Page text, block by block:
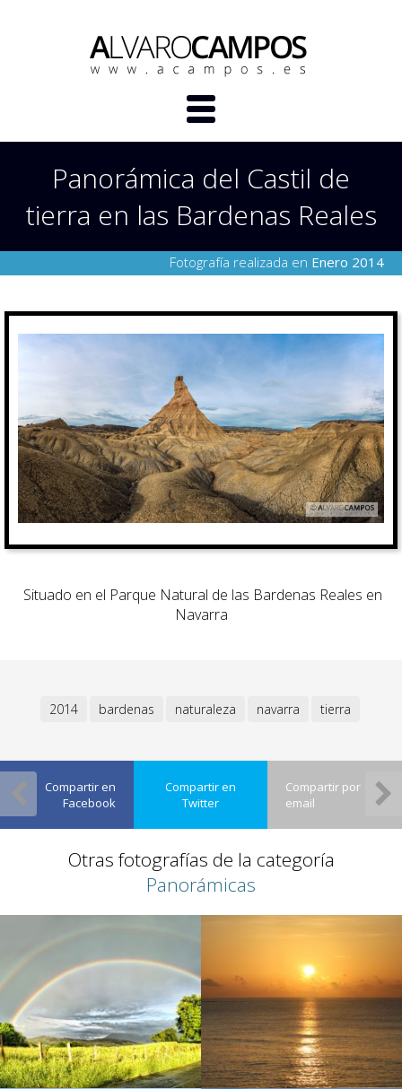
Panorámica del Castil de
tierra en las Bardenas Reales
Fotografía realizada en Enero 2014
Situado en el Parque Natural de las Bardenas Reales en
Navarra
2014 bardenas naturaleza navarra tierra
Compartir en
Facebook
Compartir en
Twitter
Compartir por
email
Otras fotografías de la categoría
Panorámicas